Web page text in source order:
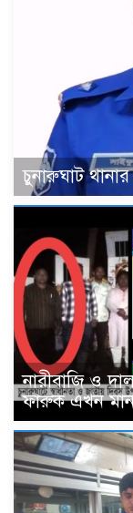
চুনারুঘাট
নারীবাজি ও
ফারুক এখন